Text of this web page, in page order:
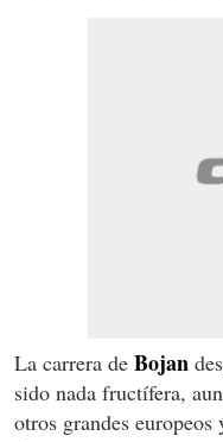
La carrera de Bojan
sido nada fructífera,
otros grandes